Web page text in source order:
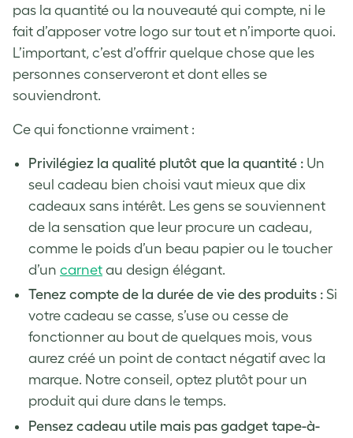
pas la quantité ou la nouveauté qui compte, ni le
fait d’apposer votre logo sur tout et n’importe quoi.
L’important, c’est d’offrir quelque chose que les
personnes conserveront et dont elles se
souviendront.
Ce qui fonctionne vraiment :
Privilégiez la qualité plutôt que la quantité : Un
seul cadeau bien choisi vaut mieux que dix
cadeaux sans intérêt. Les gens se souviennent
de la sensation que leur procure un cadeau,
comme le poids d’un beau papier ou le toucher
d’un carnet au design élégant.
Tenez compte de la durée de vie des produits : Si
votre cadeau se casse, s’use ou cesse de
fonctionner au bout de quelques mois, vous
aurez créé un point de contact négatif avec la
marque. Notre conseil, optez plutôt pour un
produit qui dure dans le temps.
Pensez cadeau utile mais pas gadget tape-à-